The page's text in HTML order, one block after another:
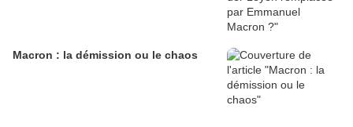
Macron : la démission ou le chaos